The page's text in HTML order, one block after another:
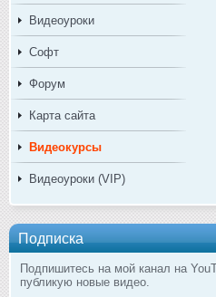
Видеоуроки
Софт
Форум
Карта сайта
Видеокурсы
Видеоуроки (VIP)
Подписка
Подпишитесь на мой канал на
публикую новые видео.